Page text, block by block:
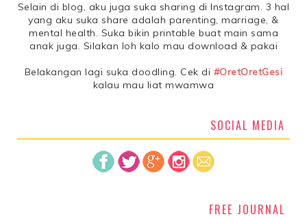
Selain di blog, aku juga suka sharing di Instagram. 3 hal
yang aku suka share adalah parenting, marriage, &
mental health. Suka bikin printable buat main sama
anak juga. Silakan loh kalo mau download & pakai
Belakangan lagi suka doodling. Cek di #OretOretGesi
kalau mau liat mwamwa
SOCIAL MEDIA
FREE JOURNAL